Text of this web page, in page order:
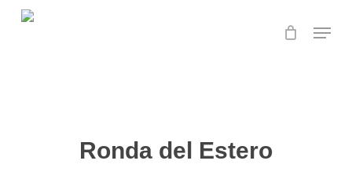
Skip
Menu
Ronda del Estero